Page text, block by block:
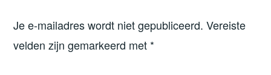
Je e-mailadres wordt niet gepubliceerd. Vereiste
velden zijn gemarkeerd met *